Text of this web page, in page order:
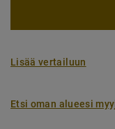
Lisää vertailuun
Etsi oman alueesi